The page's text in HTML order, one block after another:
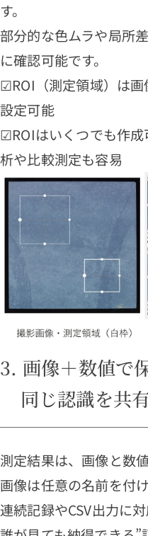
す。
部分的な色ムラや局所
に確認可能です。
☑ROI（測定領域）は
設定可能
☑ROIはいくつでも作
析や比較測定も容易
3. 画像＋数値で
同じ認識を共
測定結果は、画像と数
画像は任意の名前を付
連続記録やCSV出力に対